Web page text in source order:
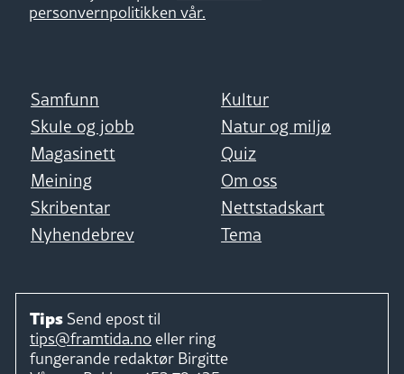
personvernpolitikken vår.
Samfunn
Kultur
Skule og jobb
Natur og miljø
Magasinett
Quiz
Meining
Om oss
Skribentar
Nettstadskart
Nyhendebrev
Tema
Tips Send epost til
tips@framtida.no eller ring
fungerande redaktør Birgitte